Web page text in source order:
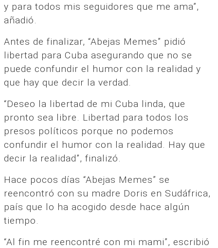
y para todos mis seguidores que me ama”,
añadió.
Antes de finalizar, “Abejas Memes” pidió
libertad para Cuba asegurando que no se
puede confundir el humor con la realidad y
que hay que decir la verdad.
“Deseo la libertad de mi Cuba linda, que
pronto sea libre. Libertad para todos los
presos políticos porque no podemos
confundir el humor con la realidad. Hay que
decir la realidad”, finalizó.
Hace pocos días “Abejas Memes” se
reencontró con su madre Doris en Sudáfrica,
país que lo ha acogido desde hace algún
tiempo.
“Al fin me reencontré con mi mami”, escribió